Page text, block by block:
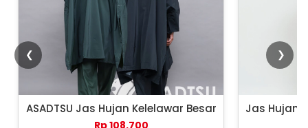
❮
ASADTSU Jas Hujan Kelelawar Besar
Rp 108.700
Jas Hujan
❯